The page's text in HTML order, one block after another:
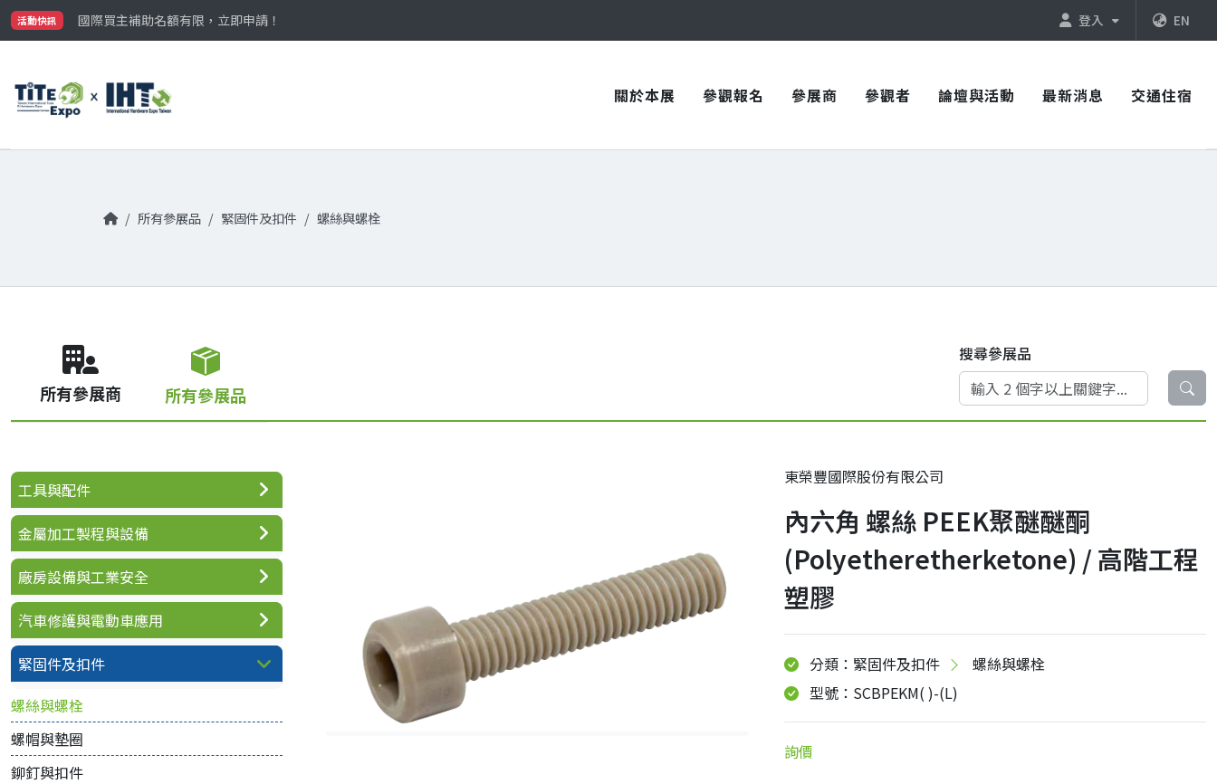
活動快訊
國際買主補助名額有限，立即申請！
參觀門票開放申請中‼️
登入 EN
關於本展 參觀報名 參展商 參觀者 論壇與活動 最新消息 交通住宿
所有參展品 緊固件及扣件 螺絲與螺栓
所有參展商 所有參展品
搜尋參展品
東榮豐國際股份有限公司
內六角 螺絲 PEEK聚醚醚酮
(Polyetheretherketone) / 高階工程
塑膠
分類：緊固件及扣件
螺絲與螺栓
型號：SCBPEKM( )-(L)
詢價
工具與配件
金屬加工製程與設備
廠房設備與工業安全
汽車修護與電動車應用
緊固件及扣件
螺絲與螺栓
螺帽與墊圈
鉚釘與扣件